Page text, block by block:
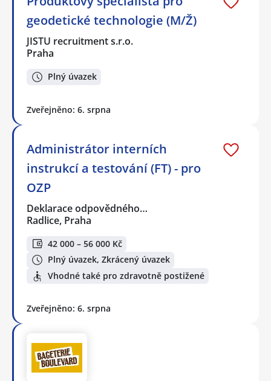
geodetické technologie (M/Ž)
JISTU recruitment s.r.o.
Praha
Plný úvazek
Zveřejněno: 6. srpna
Administrátor interních
instrukcí a testování (FT) - pro
OZP
Deklarace odpovědného…
Radlice, Praha
42 000 – 56 000 Kč
Plný úvazek, Zkrácený úvazek
Vhodné také pro zdravotně postižené
Zveřejněno: 6. srpna